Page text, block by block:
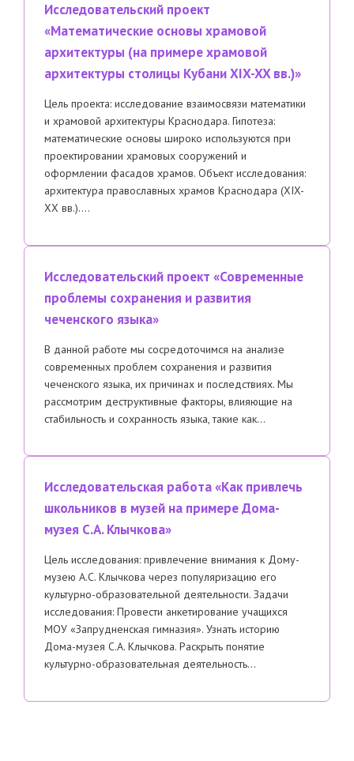
Исследовательский проект
«Математические основы храмовой
архитектуры (на примере храмовой
архитектуры столицы Кубани XIX-XX вв.)»
Цель проекта: исследование взаимосвязи математики
и храмовой архитектуры Краснодара. Гипотеза:
математические основы широко используются при
проектировании храмовых сооружений и
оформлении фасадов храмов. Объект исследования:
архитектура православных храмов Краснодара (XIX-
XX вв.)….
Исследовательский проект «Современные
проблемы сохранения и развития
чеченского языка»
В данной работе мы сосредоточимся на анализе
современных проблем сохранения и развития
чеченского языка, их причинах и последствиях. Мы
рассмотрим деструктивные факторы, влияющие на
стабильность и сохранность языка, такие как…
Исследовательская работа «Как привлечь
школьников в музей на примере Дома-
музея С.А. Клычкова»
Цель исследования: привлечение внимания к Дому-
музею А.С. Клычкова через популяризацию его
культурно-образовательной деятельности. Задачи
исследования: Провести анкетирование учащихся
МОУ «Запрудненская гимназия». Узнать историю
Дома-музея С.А. Клычкова. Раскрыть понятие
культурно-образовательная деятельность…